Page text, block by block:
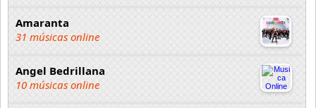
Amaranta
31 músicas online
Angel Bedrillana
10 músicas online